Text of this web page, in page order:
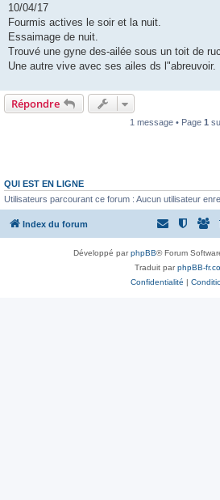
s
a
g
10/04/17
Fourmis actives le soir et la nuit.
Essaimage de nuit.
Trouvé une gyne des-ailée sous un toit de
Une autre vive avec ses ailes ds l"abreuvoir.
Répondre
1 message • Page 1
QUI EST EN LIGNE
Utilisateurs parcourant ce forum : Aucun utilisateur
Index du forum
Développé parphpBB® Forum
Traduit parphpBB-
Confidentialité |